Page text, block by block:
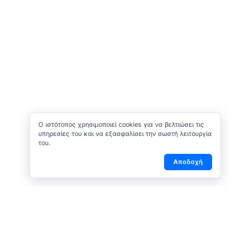
O ιστότοπος χρησιμοποιεί cookies για να βελτιώσει τις
υπηρεσίες του και να εξασφαλίσει την σωστή λειτουργία
του.
Αποδοχή